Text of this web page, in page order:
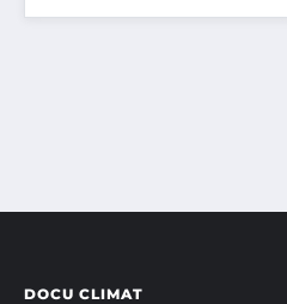
DOCU CLIMAT